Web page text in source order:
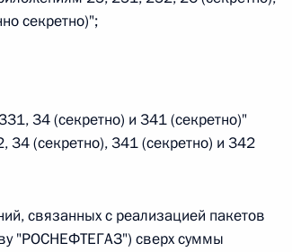
ФЗ
ФЗ
секретно)";
34 (секретно) и 341 (секретно)"
(секретно), 341 (секретно) и 342
связанных с реализацией пакетов
"РОСНЕФТЕГАЗ") сверх суммы